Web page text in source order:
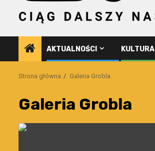
AKTUALNOŚCI KULTURA
Strona główna Galeria Grobla
Galeria Grobla